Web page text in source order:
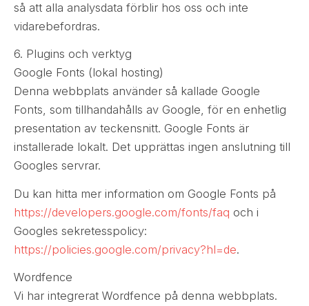
så att alla analysdata förblir hos oss och inte
vidarebefordras.
6. Plugins och verktyg
Google Fonts (lokal hosting)
Denna webbplats använder så kallade Google
Fonts, som tillhandahålls av Google, för en enhetlig
presentation av teckensnitt. Google Fonts är
installerade lokalt. Det upprättas ingen anslutning till
Googles servrar.
Du kan hitta mer information om Google Fonts på
https://developers.google.com/fonts/faq och i
Googles sekretesspolicy:
https://policies.google.com/privacy?hl=de.
Wordfence
Vi har integrerat Wordfence på denna webbplats.